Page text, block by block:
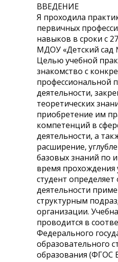
ВВЕДЕНИЕ
Я проходила
первичных
навыков в сроки с
МДОУ «Детский сад
Целью учебной
знакомство с
профессиональной
деятельности,
теоретических
приобретение им
компетенций в
деятельности, а
расширение,
базовых знаний по
время прохождения
студент определяет
деятельности
структурным
организации.
проводится в
Федерального
образовательного
образования (ФГОС